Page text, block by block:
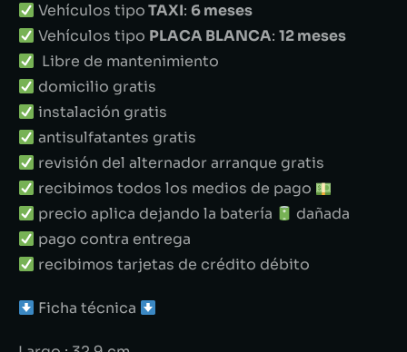
Vehículos tipoTAXI: 6 meses
Vehículos tipo PLACA BLANCA:12 meses
Libre de mantenimiento
domicilio gratis
instalación gratis
antisulfatantes gratis
revisión del alternador arranque gratis
recibimos todos los medios de pago
precio aplica dejando la batería
dañada
pago contra entrega
recibimos tarjetas de crédito débito
Ficha técnica